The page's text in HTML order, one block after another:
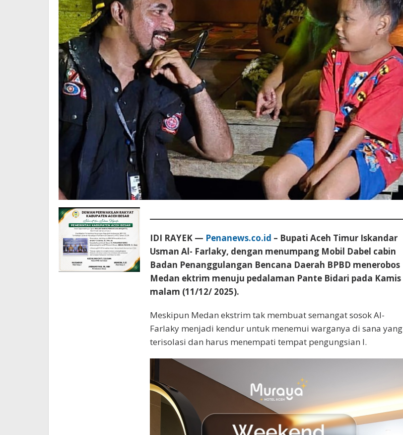
IDI RAYEK — Penanews.co.id – Bupati Aceh Timur Iskandar
Usman Al- Farlaky, dengan menumpang Mobil Dabel cabin
Badan Penanggulangan Bencana Daerah BPBD menerobos
Medan ektrim menuju pedalaman Pante Bidari pada Kamis
malam (11/12/ 2025).
Meskipun Medan ekstrim tak membuat semangat sosok Al-
Farlaky menjadi kendur untuk menemui warganya di sana yang
terisolasi dan harus menempati tempat pengungsian l.